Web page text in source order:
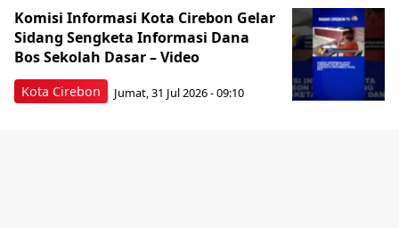
Kota Cirebon
Komisi Informasi Kota Cirebon Gelar
Sidang Sengketa Informasi Dana
Bos Sekolah Dasar – Video
Jumat, 31 Jul 2026 - 09:10